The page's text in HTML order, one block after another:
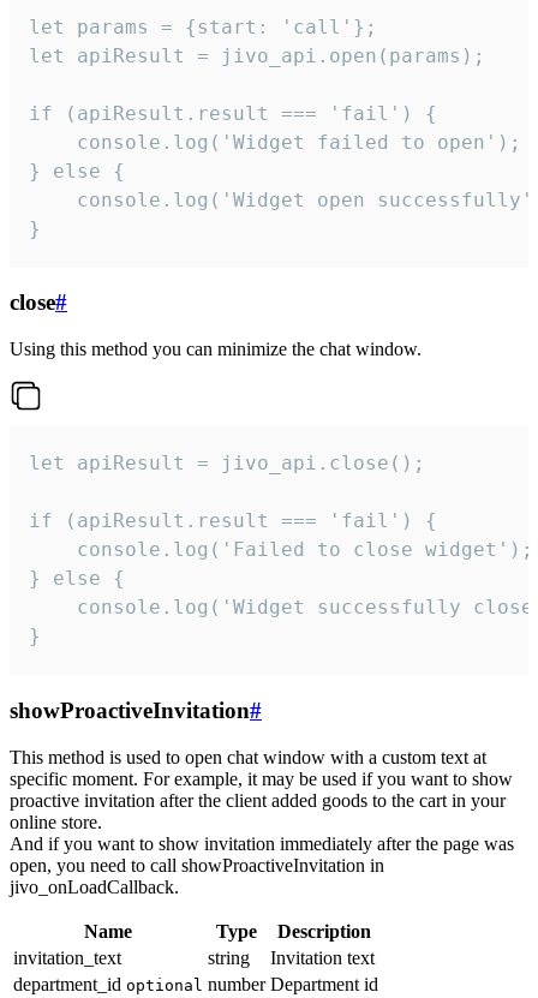
let params = {start: 'call'};
let apiResult = jivo_api.open(params);
if (apiResult.result === 'fail') {
    console.log('Widget failed to open');
} else {
console.log('Widget open
}
close#
Using this method you can minimize the chat window.
let apiResult = jivo_api.close();
if (apiResult.result === 'fail') {
    console.log('Failed to close widget');
} else {
console.log('Widget successfully
}
showProactiveInvitation#
This method is used to open chat window with a custom text at
specific moment. For example, it may be used if you want to show
proactive invitation after the client added goods to the cart in your
online store.
And if you want to show invitation immediately after the page was
open, you need to call showProactiveInvitation in
jivo_onLoadCallback.
Name Type
Description
invitation_text
string
Invitation text
department_id optional number Department id